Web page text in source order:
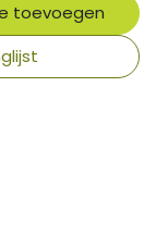
toevoegen